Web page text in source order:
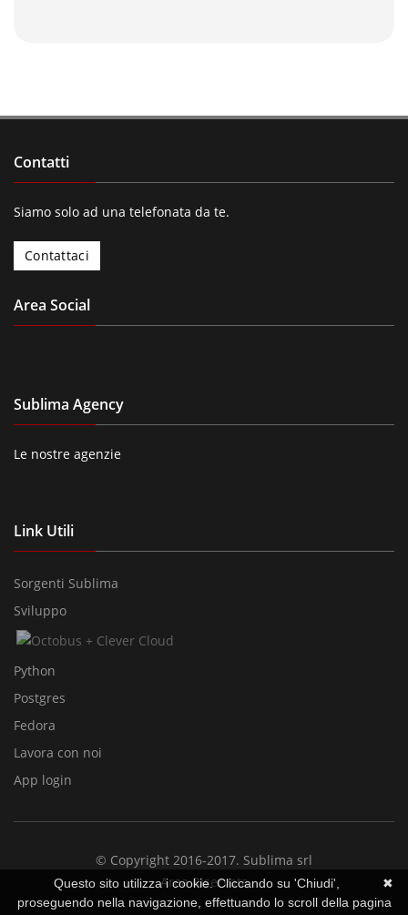
Contatti
Siamo solo ad una telefonata da te.
Contattaci
Area Social
Sublima Agency
Le nostre agenzie
Link Utili
Sorgenti Sublima
Sviluppo
Python
Postgres
Fedora
Lavora con noi
App login
© Copyright 2016-2017. Sublima srl
Area Riservata
✖
Questo sito utilizza i cookie. Cliccando su 'Chiudi',
proseguendo nella navigazione, effettuando lo scroll della pagina